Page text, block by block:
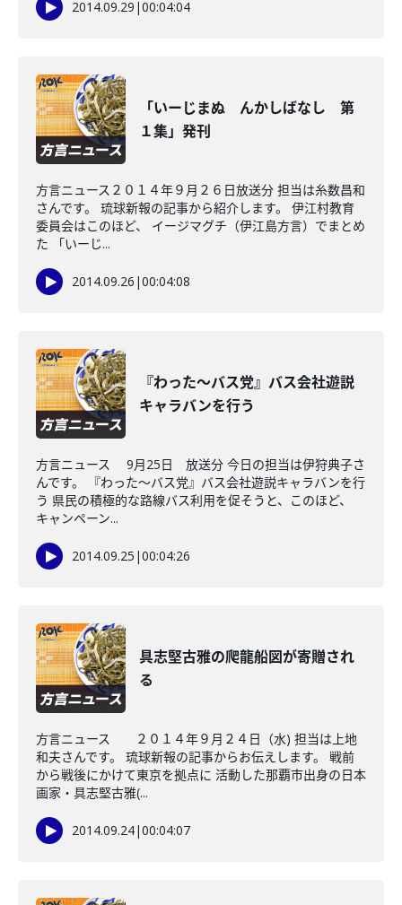
2014.09.29 |00:04:04
「いーじまぬ んかしばなし 第
１集」発刊
方言ニュース２０１４年９月２６日放送分 担当は糸数昌和
さんです。 琉球新報の記事から紹介します。 伊江村教育
委員会はこのほど、 イージマグチ（伊江島方言）でまとめ
た 「いーじ...
2014.09.26 |00:04:08
『わった～バス党』バス会社遊説
キャラバンを行う
方言ニュース 9月25日 放送分 今日の担当は伊狩典子さ
んです。 『わった～バス党』バス会社遊説キャラバンを行
う 県民の積極的な路線バス利用を促そうと、このほど、
キャンペーン...
2014.09.25 |00:04:26
具志堅古雅の爬龍船図が寄贈され
る
方言ニュース ２０１４年９月２４日（水) 担当は上地
和夫さんです。 琉球新報の記事からお伝えします。 戦前
から戦後にかけて東京を拠点に 活動した那覇市出身の日本
画家・具志堅古雅(...
2014.09.24|00:04:07